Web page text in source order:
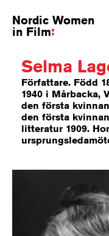
Nordic Women
in Film
Selma
Författare. Född
1940 i Mårbacka,
den första
den första
litteratur 1909.